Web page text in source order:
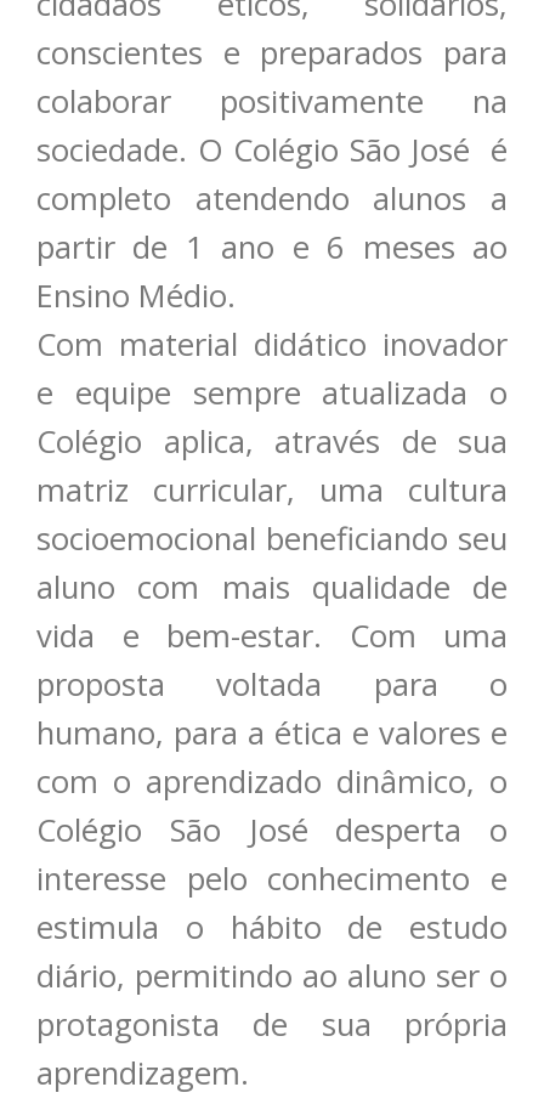
conscientes e preparados para
colaborar positivamente na
sociedade. O Colégio São José é
completo atendendo alunos a
partir de 1 ano e 6 meses ao
Ensino Médio.
Com material didático inovador
e equipe sempre atualizada o
Colégio aplica, através de sua
matriz curricular, uma cultura
socioemocional beneficiando seu
aluno com mais qualidade de
vida e bem-estar. Com uma
proposta voltada para o
humano, para a ética e valores e
com o aprendizado dinâmico, o
Colégio São José desperta o
interesse pelo conhecimento e
estimula o hábito de estudo
diário, permitindo ao aluno ser o
protagonista de sua própria
aprendizagem.